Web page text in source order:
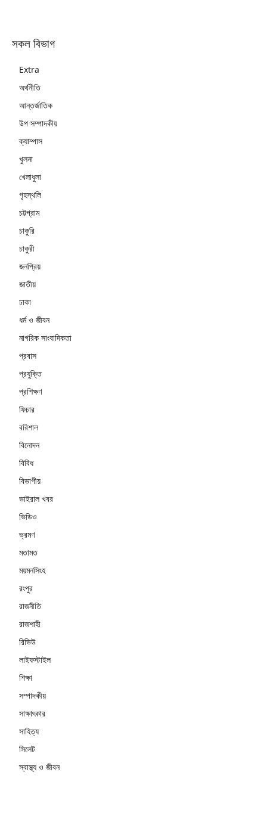
সকল বিভাগ
Extra
অর্থনীতি
আন্তর্জাতিক
উপ সম্পাদকীয়
ক্যাম্পাস
খুলনা
খেলাধুলা
গৃহস্থলি
চট্টগ্রাম
চাকুরি
চাকুরী
জনপ্রিয়
জাতীয়
ঢাকা
ধর্ম ও জীবন
নাগরিক সাংবাদিকতা
প্রবাস
প্রযুক্তি
প্রশিক্ষণ
ফিচার
বরিশাল
বিনোদন
বিবিধ
বিভাগীয়
ভাইরাল খবর
ভিডিও
ভ্রমণ
মতামত
ময়মনসিংহ
রংপুর
রাজনীতি
রাজশাহী
রিভিউ
লাইফস্টাইল
শিক্ষা
সম্পাদকীয়
সাক্ষাৎকার
সাহিত্য
সিলেট
স্বাস্থ্য ও জীবন